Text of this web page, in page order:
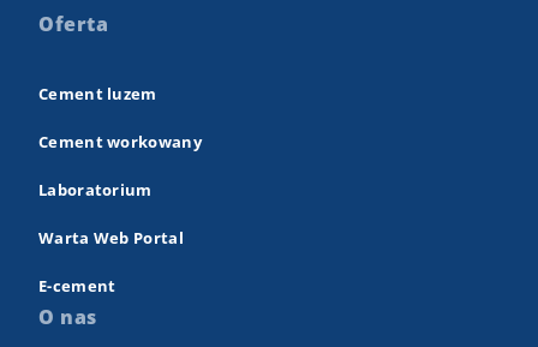
Oferta
Cement luzem
Cement workowany
Laboratorium
Warta Web Portal
E-cement
O nas